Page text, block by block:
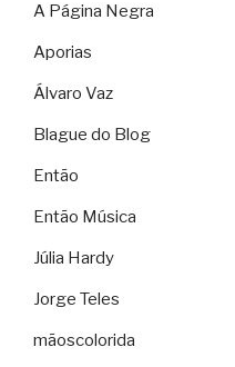
A Página Negra
Aporias
Álvaro Vaz
Blague do Blog
Então
Então Música
Júlia Hardy
Jorge Teles
mãoscolorida